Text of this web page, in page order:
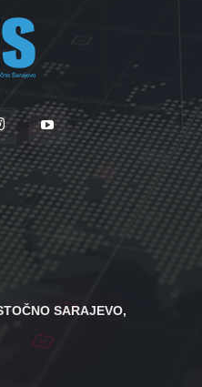
SARAJEVO,